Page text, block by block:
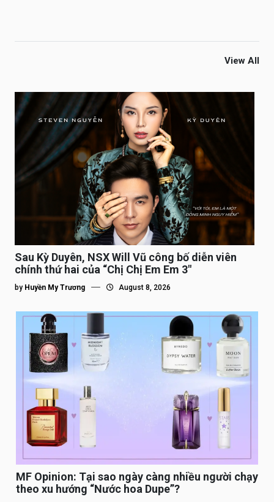
View All
Sau Kỳ Duyên, NSX Will Vũ công bố diễn viên
chính thứ hai của “Chị Chị Em Em 3″
by Huyền My Trương August 8, 2026
MF Opinion: Tại sao ngày càng nhiều người chạy
theo xu hướng “Nước hoa Dupe”?